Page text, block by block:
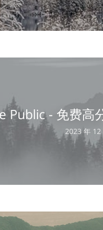
Public - 免费高
2023 年 12